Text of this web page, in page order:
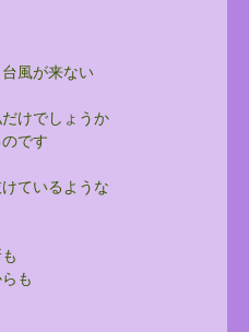
風が来ない
けでしょうか
です
ているような
も